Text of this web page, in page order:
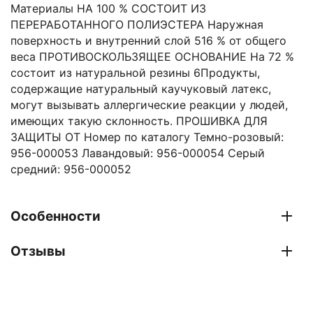
Материалы НА 100 % СОСТОИТ ИЗ
ПЕРЕРАБОТАННОГО ПОЛИЭСТЕРА Наружная
поверхность и внутренний слой 516 % от общего
веса ПРОТИВОСКОЛЬЗЯЩЕЕ ОСНОВАНИЕ На 72 %
состоит из натуральной резины 6Продукты,
содержащие натуральный каучуковый латекс,
могут вызывать аллергические реакции у людей,
имеющих такую склонность. ПРОШИВКА ДЛЯ
ЗАЩИТЫ ОТ Номер по каталогу Темно-розовый:
956-000053 Лавандовый: 956-000054 Серый
средний: 956-000052
Особенности
Отзывы